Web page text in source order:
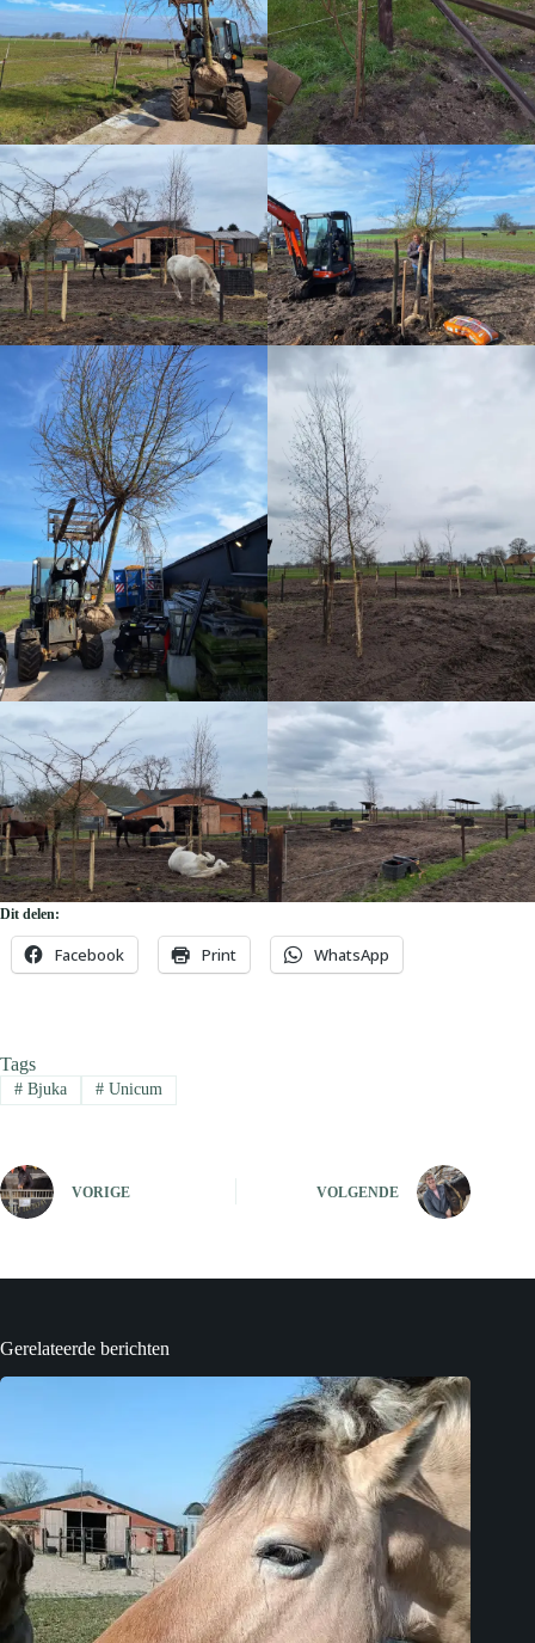
Dit delen:
Facebook Print WhatsApp
Tags
#Bjuka #Unicum
VORIGE VOLGENDE
Gerelateerde berichten